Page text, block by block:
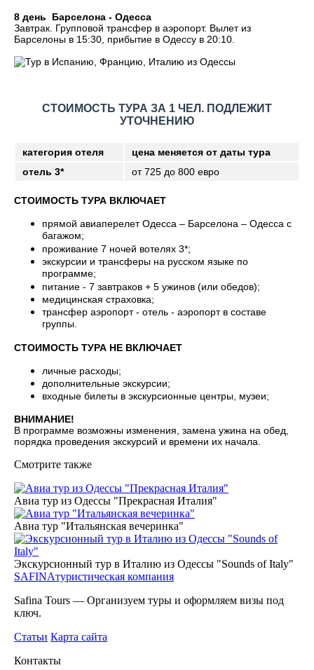
8 день
Барселона - Одесса
Завтрак. Групповой трансфер в аэропорт. Вылет из
Барселоны в 15:30, прибытие в Одессу в 20:10.
СТОИМОСТЬ ТУРА ЗА 1 ЧЕЛ. ПОДЛЕЖИТ
УТОЧНЕНИЮ
категория отеля
цена меняется от даты тура
отель 3*
от 725 до 800 евро
СТОИМОСТЬ ТУРА ВКЛЮЧАЕТ
прямой авиаперелет Одесса – Барселона – Одесса с
багажом;
проживание 7 ночей вотелях 3*;
экскурсии и трансферы на русском языке по
программе;
питание - 7 завтраков + 5 ужинов (или обедов);
медицинская страховка;
трансфер аэропорт - отель - аэропорт в составе
группы.
СТОИМОСТЬ ТУРА НЕ ВКЛЮЧАЕТ
личные расходы;
дополнительные экскурсии;
входные билеты в экскурсионные центры, музеи;
ВНИМАНИЕ!
В программе возможны изменения, замена ужина на обед,
порядка проведения экскурсий и времени их начала.
Смотрите также
Авиа тур из Одессы "Прекрасная Италия"
Авиа тур "Итальянская вечеринка"
Экскурсионный тур в Италию из Одессы "Sounds of Italy"
SAFINAтуристическая компания
Safina Tours — Организуем туры и оформляем визы под
ключ.
Статьи Карта сайта
Контакты